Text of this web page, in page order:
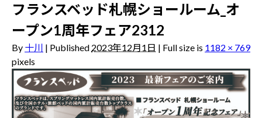
フランスベッド札幌ショールーム_オ
ープン1周年フェア2312
By 十川 | Published 2023年12月1日 | Full size is 1182 × 769
pixels